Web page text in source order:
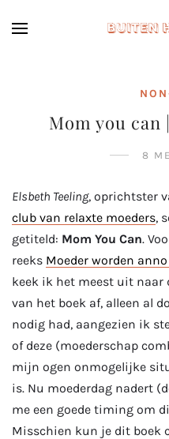
Mom you can
8
Elsbeth Teeling, oprichtster
club van relaxte moeders,
getiteld: Mom You Can.
reeks Moeder worden anno
keek ik het meest uit
van het boek af, alleen al
nodig had, aangezien ik
of deze (moederschap
mijn ogen onmogelijke
is. Nu moederdag nadert
me een goede timing om
Misschien kun je dit boek